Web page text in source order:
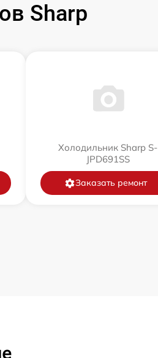
Sharp
Холодильник Sharp S-
JPD691SS
Заказать ремонт